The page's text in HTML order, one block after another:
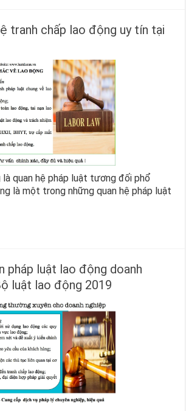
tranh chấp lao động uy tín tại
là quan hệ pháp luật tương đối phổ
là một trong những quan hệ pháp luật
pháp luật lao động doanh
luật lao động 2019